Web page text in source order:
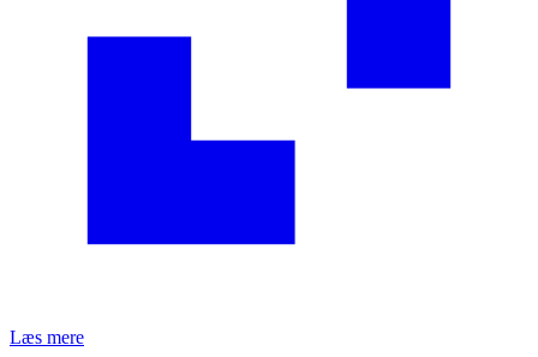
Læs mere